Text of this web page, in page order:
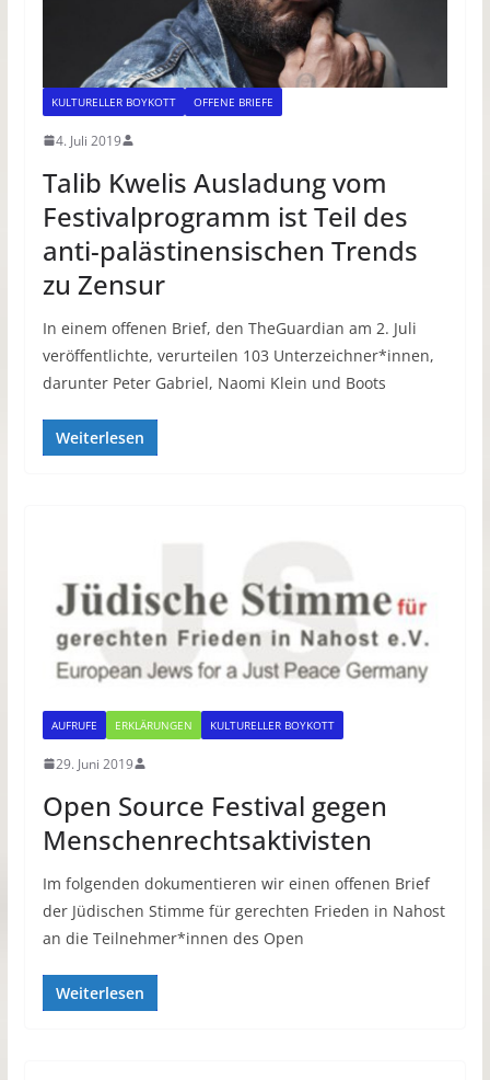
KULTURELLER BOYKOTT OFFENE BRIEFE
4. Juli 2019
Talib Kwelis Ausladung vom
Festivalprogramm ist Teil des
anti-palästinensischen Trends
zu Zensur
In einem offenen Brief, den TheGuardian am 2. Juli
veröffentlichte, verurteilen 103 Unterzeichner*innen,
darunter Peter Gabriel, Naomi Klein und Boots
Weiterlesen
AUFRUFE ERKLÄRUNGEN KULTURELLER BOYKOTT
29. Juni 2019
Open Source Festival gegen
Menschenrechtsaktivisten
Im folgenden dokumentieren wir einen offenen Brief
der Jüdischen Stimme für gerechten Frieden in Nahost
an die Teilnehmer*innen des Open
Weiterlesen